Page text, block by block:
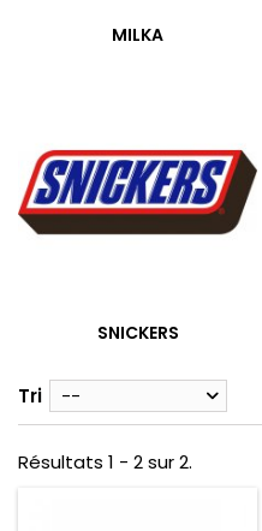
MILKA
SNICKERS
Tri --
Résultats 1 - 2 sur 2.